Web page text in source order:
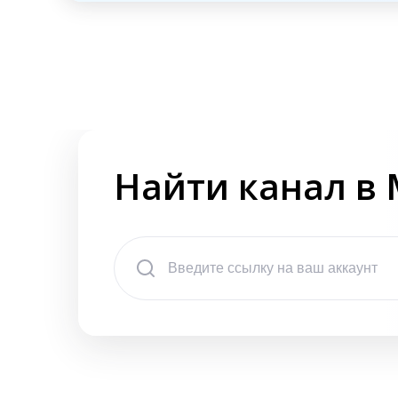
Найти канал в